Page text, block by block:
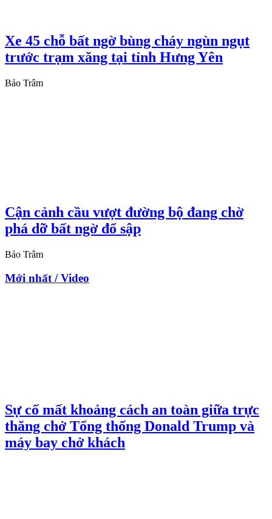
Xe 45 chỗ bất ngờ bùng cháy ngùn ngụt
trước trạm xăng tại tỉnh Hưng Yên
Bảo Trâm
Cận cảnh cầu vượt đường bộ đang chờ
phá dỡ bất ngờ đổ sập
Bảo Trâm
Mới nhất / Video
Sự cố mất khoảng cách an toàn giữa trực
thăng chở Tổng thống Donald Trump và
máy bay chở khách